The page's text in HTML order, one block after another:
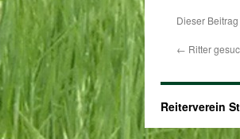
Dieser
← Ritter
Reiterverein